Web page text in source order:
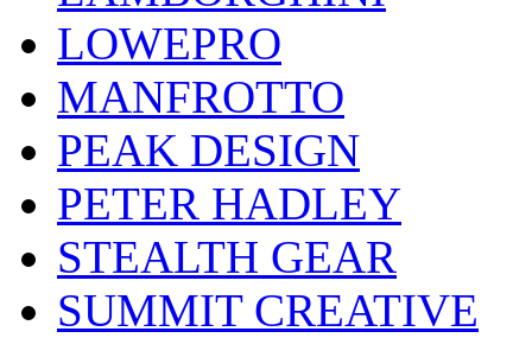
LOWEPRO
MANFROTTO
PEAK DESIGN
PETER HADLEY
STEALTH GEAR
SUMMIT CREATIVE